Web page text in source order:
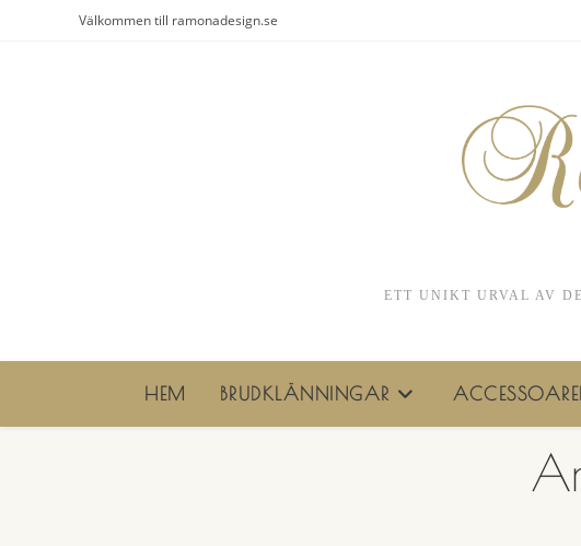
Välkommen till ramonadesign.se
ETT UNIKT URVAL AV
HEM BRUDKLÄNNINGAR